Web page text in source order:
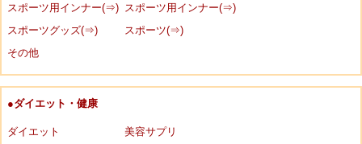
スポーツ用インナー(⇒)
スポーツ用インナー(⇒)
スポーツグッズ(⇒)
スポーツ(⇒)
その他
●ダイエット・健康
ダイエット
美容サプリ